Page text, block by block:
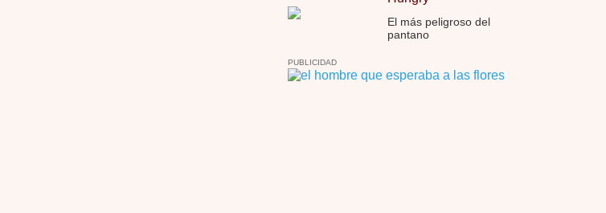
El más peligroso del
pantano
PUBLICIDAD